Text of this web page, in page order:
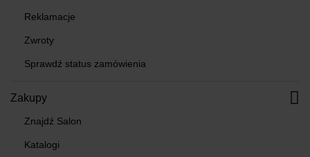
Reklamacje
Zwroty
Sprawdź status zamówienia
Zakupy
Znajdź Salon
Katalogi